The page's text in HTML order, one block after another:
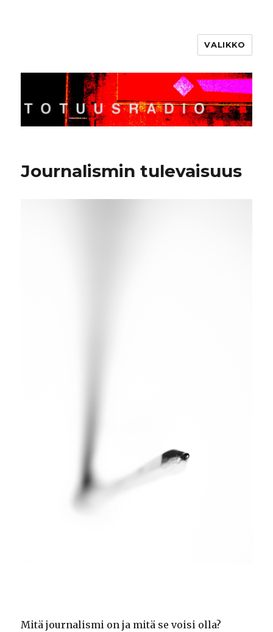
VALIKKO
Journalismin tulevaisuus
Mitä journalismi on ja mitä se voisi olla?